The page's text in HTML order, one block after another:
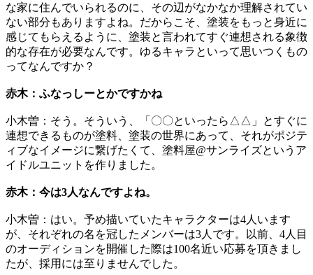
な家に住んでいられるのに、その辺がなかなか理解されてい
ない部分もありますよね。だからこそ、塗装をもっと身近に
感じてもらえるように、塗装と言われてすぐ連想される象徴
的な存在が必要なんです。ゆるキャラといって思いつくもの
ってなんですか？
赤木：ふなっしーとかですかね
小木曽：そう。そういう、「〇〇といったら△△」とすぐに
連想できるものが塗料、塗装の世界にあって、それがポジテ
ィブなイメージに繋げたくて、塗料屋@サンライズというア
イドルユニットを作りました。
赤木：今は3人なんですよね。
小木曽：はい。予め描いていたキャラクターは4人います
が、それぞれの名を冠したメンバーは3人です。以前、4人目
のオーディションを開催した際は100名近い応募を頂きまし
たが、採用には至りませんでした。